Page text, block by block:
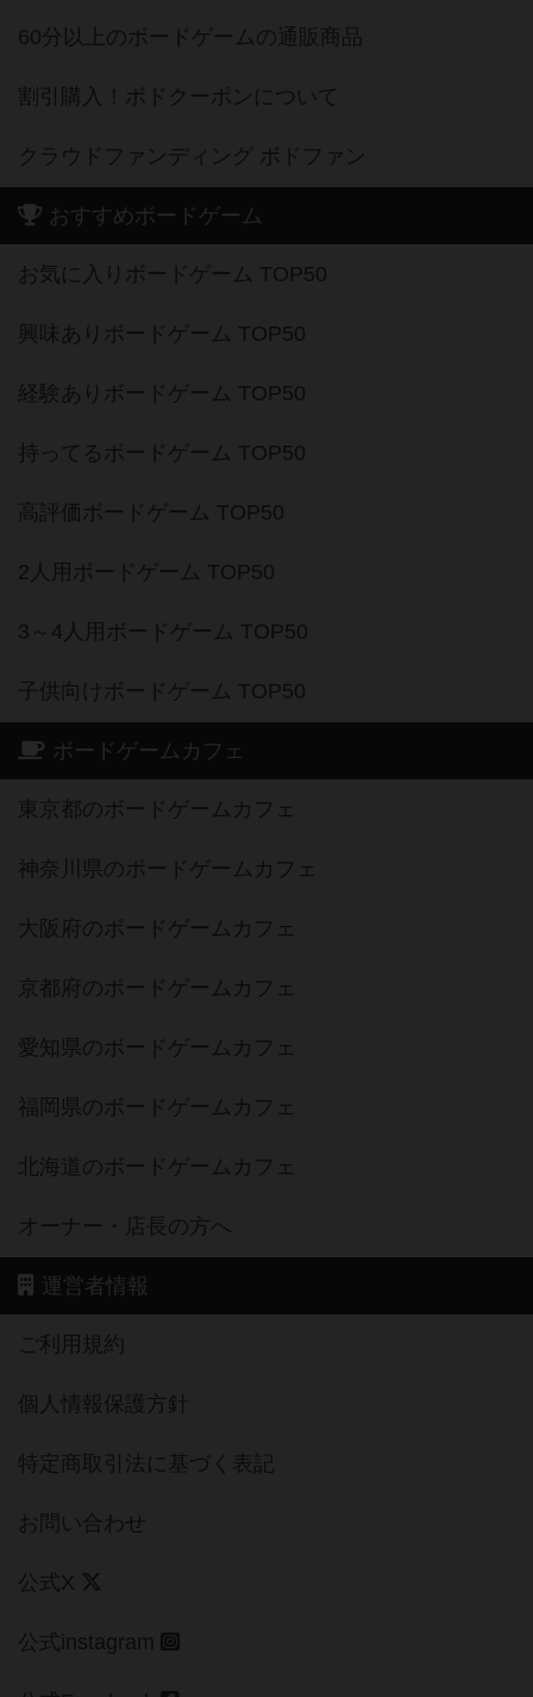
60分以上のボードゲームの通販商品
割引購入！ボドクーポンについて
クラウドファンディング ボドファン
おすすめボードゲーム
お気に入りボードゲーム TOP50
興味ありボードゲーム TOP50
経験ありボードゲーム TOP50
持ってるボードゲーム TOP50
高評価ボードゲーム TOP50
2人用ボードゲーム TOP50
3～4人用ボードゲーム TOP50
子供向けボードゲーム TOP50
ボードゲームカフェ
東京都のボードゲームカフェ
神奈川県のボードゲームカフェ
大阪府のボードゲームカフェ
京都府のボードゲームカフェ
愛知県のボードゲームカフェ
福岡県のボードゲームカフェ
北海道のボードゲームカフェ
オーナー・店長の方へ
運営者情報
ご利用規約
個人情報保護方針
特定商取引法に基づく表記
お問い合わせ
公式X
公式instagram